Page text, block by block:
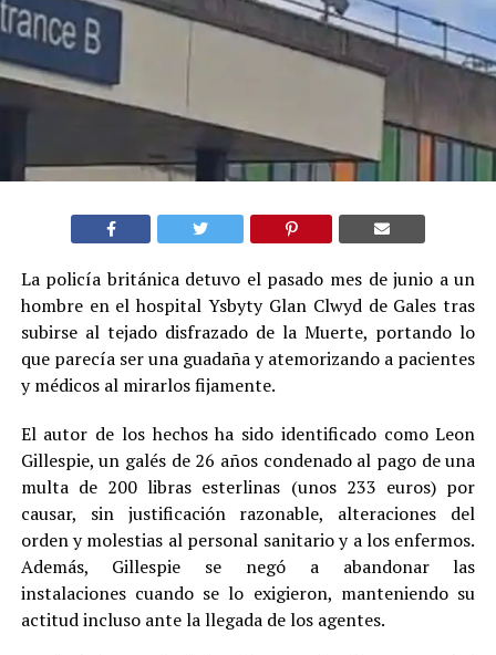
La policía británica detuvo el pasado mes de junio a un
hombre en el hospital Ysbyty Glan Clwyd de Gales tras
subirse al tejado disfrazado de la Muerte, portando lo
que parecía ser una guadaña y atemorizando a pacientes
y médicos al mirarlos fijamente.
El autor de los hechos ha sido identificado como Leon
Gillespie, un galés de 26 años condenado al pago de una
multa de 200 libras esterlinas (unos 233 euros) por
causar, sin justificación razonable, alteraciones del
orden y molestias al personal sanitario y a los enfermos.
Además, Gillespie se negó a abandonar las
instalaciones cuando se lo exigieron, manteniendo su
actitud incluso ante la llegada de los agentes.